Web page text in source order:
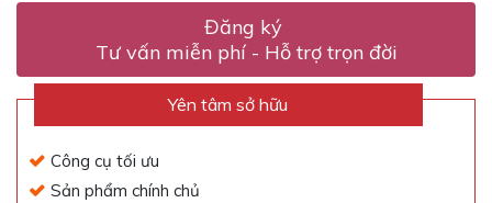
Đăng ký
Tư vấn miễn phí - Hỗ trợ trọn đời
Yên tâm sở hữu
Công cụ tối ưu
Sản phẩm chính chủ